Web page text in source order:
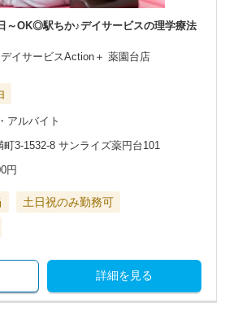
～OK◎駅ちか♪デイサービスの理学療法
イサービスAction＋ 薬園台店
アルバイト
3-1532-8 サンライズ薬円台101
円
土日祝のみ勤務可
詳細を見る